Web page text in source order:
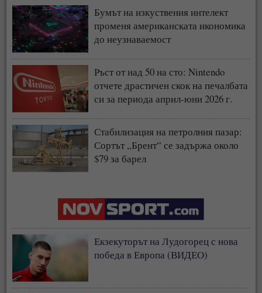
Бумът на изкуствения интелект
променя американската икономика
до неузнаваемост
Ръст от над 50 на сто: Nintendo
отчете драстичен скок на печалбата
си за периода април-юни 2026 г.
Стабилизация на петролния пазар:
Сортът „Брент“ се задържа около
$79 за барел
Екзекуторът на Лудогорец с нова
победа в Европа (ВИДЕО)